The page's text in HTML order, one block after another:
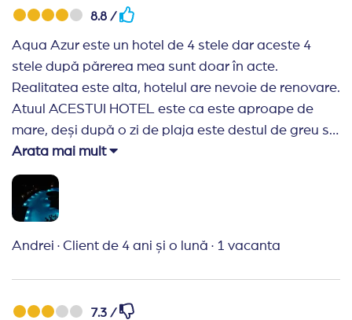
8.8 /
Aqua Azur este un hotel de 4 stele dar aceste 4
stele după părerea mea sunt doar în acte.
Realitatea este alta, hotelul are nevoie de renovare.
Atuul ACESTUI HOTEL este ca este aproape de
mare, deși după o zi de plaja este destul de greu sa
urci acele scări. Mâncarea este diversificata și
destul de gustoasa, la banii pe care i am plătit
Recomand Travelplanner:
ne am luat o vacanta prin agenție. Dar pt prima
pentru un concediu liniștit.
Arata mai mult
Andrei · Client de 4 ani și o lună · 1 vacanta
7.3 /